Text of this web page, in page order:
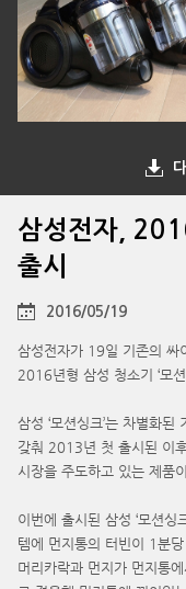
삼성전자,
출시
2016/05/19
삼성전자가 19일 기존의 싸
2016년형 삼성 청소기 ‘모
삼성 ‘모션싱크’는 차별화
갖춰 2013년 첫 출시된 이
시장을 주도하고 있는 제품
이번에 출시된 삼성 ‘모션싱
템에 먼지통의 터빈이 1분
머리카락과 먼지가 먼지통